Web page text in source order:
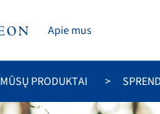
Apie mus
MŪSŲ PRODUKTAI